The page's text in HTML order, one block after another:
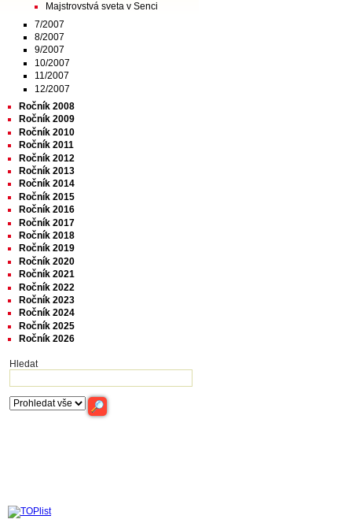
Majstrovstvá sveta v Senci
7/2007
8/2007
9/2007
10/2007
11/2007
12/2007
Ročník 2008
Ročník 2009
Ročník 2010
Ročník 2011
Ročník 2012
Ročník 2013
Ročník 2014
Ročník 2015
Ročník 2016
Ročník 2017
Ročník 2018
Ročník 2019
Ročník 2020
Ročník 2021
Ročník 2022
Ročník 2023
Ročník 2024
Ročník 2025
Ročník 2026
Hledat